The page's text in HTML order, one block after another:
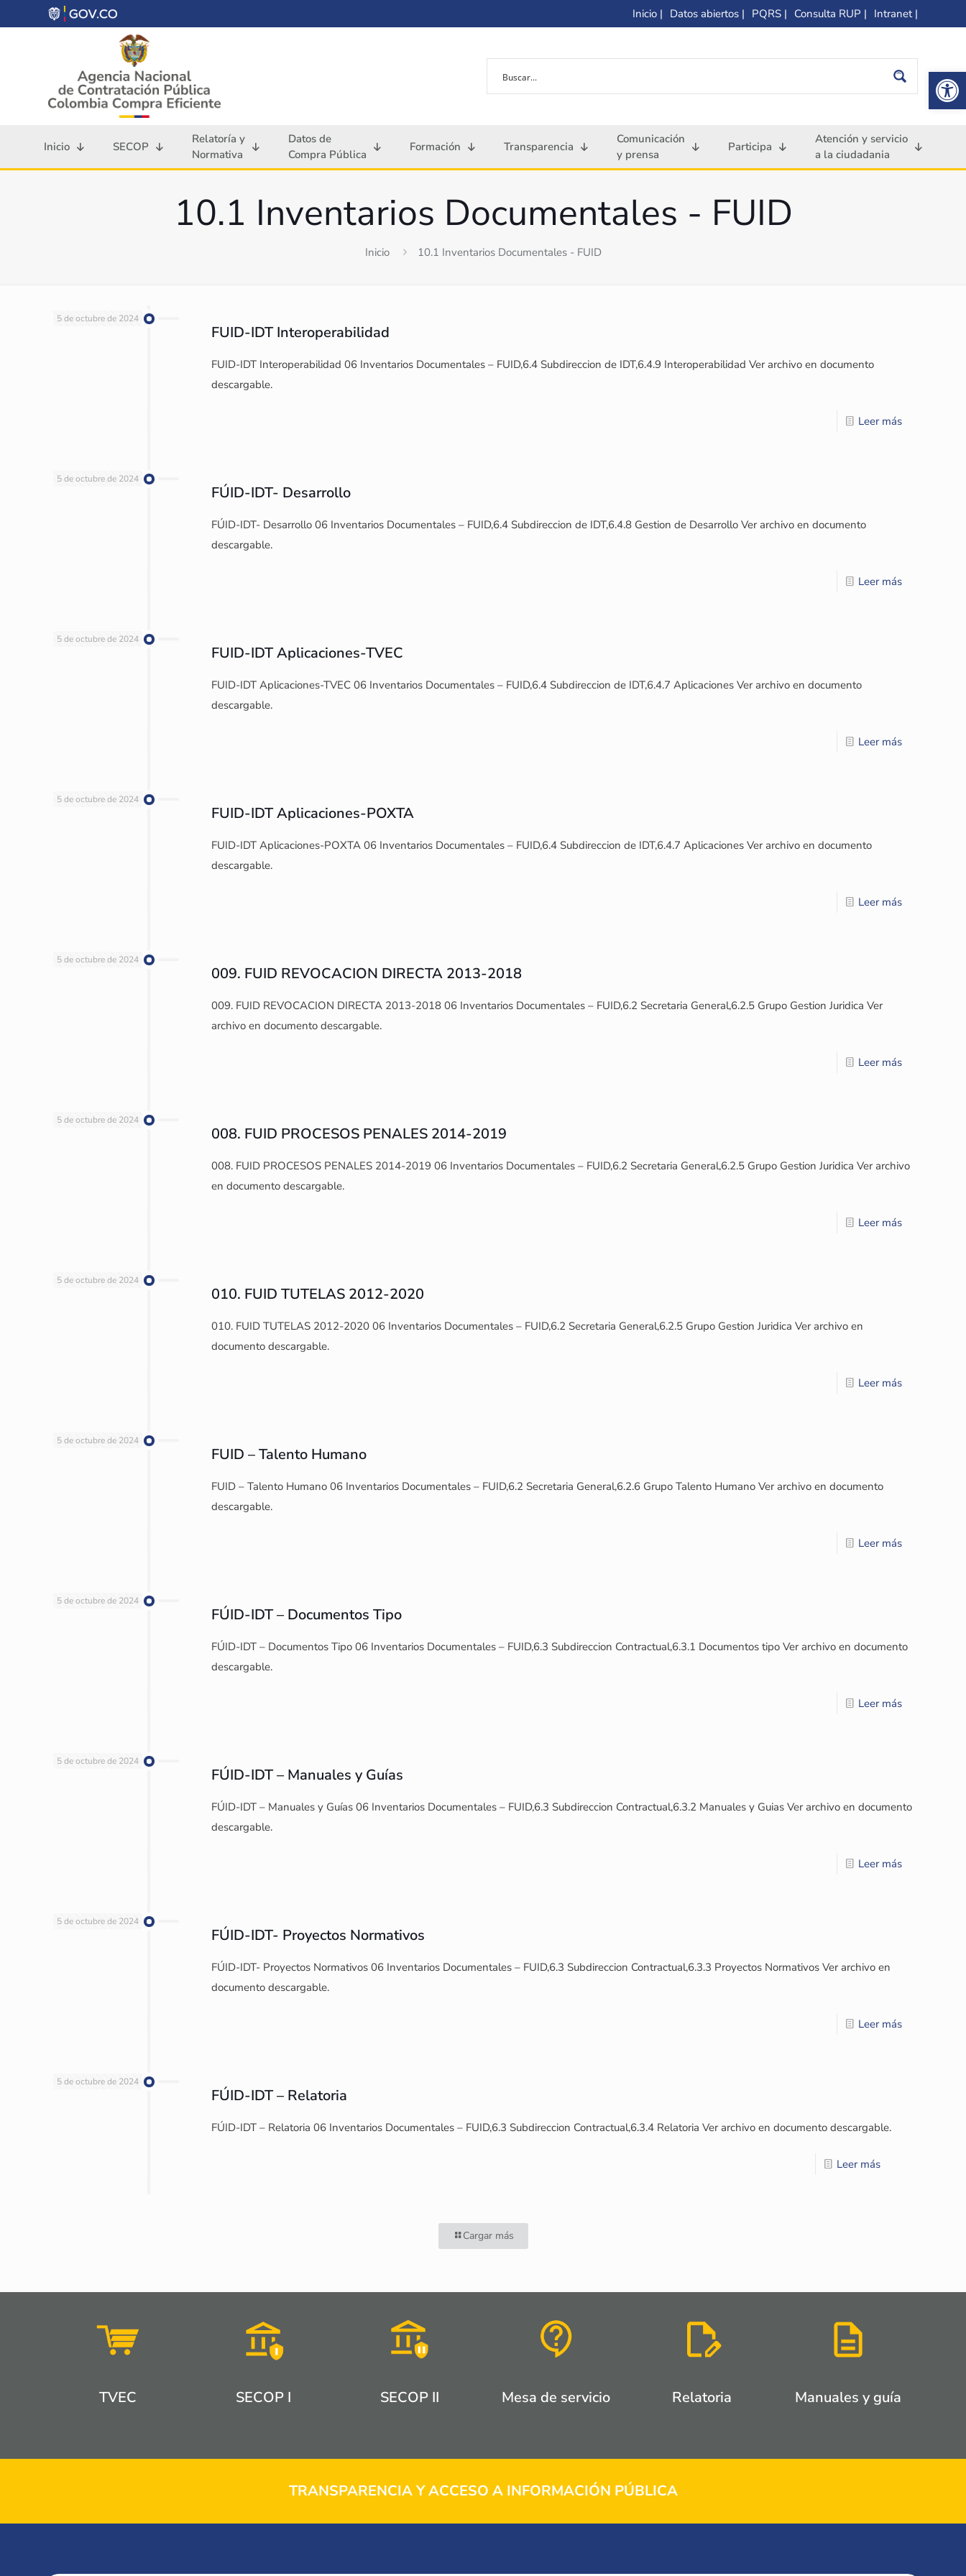
Inicio | Datos abiertos | PQRS | Consulta RUP | Intranet |
Inicio SECOP
Relatoría y
Normativa
Datos de
Compra Pública
Formación Transparencia
Comunicación
y prensa
Participa
Atención y servicio
a la ciudadania
10.1 Inventarios Documentales - FUID
Inicio 10.1 Inventarios Documentales - FUID
5 de octubre de 2024
FUID-IDT Interoperabilidad
FUID-IDT Interoperabilidad 06 Inventarios Documentales – FUID,6.4 Subdireccion de IDT,6.4.9 Interoperabilidad Ver archivo en documento
descargable.
Leer más
5 de octubre de 2024
FÚID-IDT- Desarrollo
FÚID-IDT- Desarrollo 06 Inventarios Documentales – FUID,6.4 Subdireccion de IDT,6.4.8 Gestion de Desarrollo Ver archivo en documento
descargable.
Leer más
5 de octubre de 2024
FUID-IDT Aplicaciones-TVEC
FUID-IDT Aplicaciones-TVEC 06 Inventarios Documentales – FUID,6.4 Subdireccion de IDT,6.4.7 Aplicaciones Ver archivo en documento
descargable.
Leer más
5 de octubre de 2024
FUID-IDT Aplicaciones-POXTA
FUID-IDT Aplicaciones-POXTA 06 Inventarios Documentales – FUID,6.4 Subdireccion de IDT,6.4.7 Aplicaciones Ver archivo en documento
descargable.
Leer más
5 de octubre de 2024
009. FUID REVOCACION DIRECTA 2013-2018
009. FUID REVOCACION DIRECTA 2013-2018 06 Inventarios Documentales – FUID,6.2 Secretaria General,6.2.5 Grupo Gestion Juridica Ver
archivo en documento descargable.
Leer más
5 de octubre de 2024
008. FUID PROCESOS PENALES 2014-2019
008. FUID PROCESOS PENALES 2014-2019 06 Inventarios Documentales – FUID,6.2 Secretaria General,6.2.5 Grupo Gestion Juridica Ver archivo
en documento descargable.
Leer más
5 de octubre de 2024
010. FUID TUTELAS 2012-2020
010. FUID TUTELAS 2012-2020 06 Inventarios Documentales – FUID,6.2 Secretaria General,6.2.5 Grupo Gestion Juridica Ver archivo en
documento descargable.
Leer más
5 de octubre de 2024
FUID – Talento Humano
FUID – Talento Humano 06 Inventarios Documentales – FUID,6.2 Secretaria General,6.2.6 Grupo Talento Humano Ver archivo en documento
descargable.
Leer más
5 de octubre de 2024
FÚID-IDT – Documentos Tipo
FÚID-IDT – Documentos Tipo 06 Inventarios Documentales – FUID,6.3 Subdireccion Contractual,6.3.1 Documentos tipo Ver archivo en documento
descargable.
Leer más
5 de octubre de 2024
FÚID-IDT – Manuales y Guías
FÚID-IDT – Manuales y Guías 06 Inventarios Documentales – FUID,6.3 Subdireccion Contractual,6.3.2 Manuales y Guias Ver archivo en documento
descargable.
Leer más
5 de octubre de 2024
FÚID-IDT- Proyectos Normativos
FÚID-IDT- Proyectos Normativos 06 Inventarios Documentales – FUID,6.3 Subdireccion Contractual,6.3.3 Proyectos Normativos Ver archivo en
documento descargable.
Leer más
5 de octubre de 2024
FÚID-IDT – Relatoria
FÚID-IDT – Relatoria 06 Inventarios Documentales – FUID,6.3 Subdireccion Contractual,6.3.4 Relatoria Ver archivo en documento descargable.
Leer más
Cargar más
TVEC SECOP I SECOP II Mesa de servicio Relatoria Manuales y guía
TRANSPARENCIA Y ACCESO A INFORMACIÓN PÚBLICA